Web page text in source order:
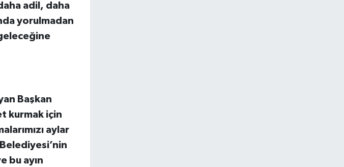
adil, daha
yorulmadan
Başkan
kurmak için
aylar
bu ayın